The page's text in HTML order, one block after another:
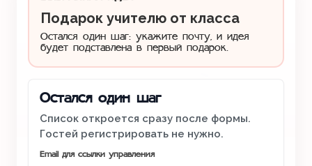
Подарок учителю от класса
Остался один шаг: укажите почту, и идея
будет подставлена в первый подарок.
Остался один шаг
Список откроется сразу после формы.
Гостей регистрировать не нужно.
Email для ссылки управления